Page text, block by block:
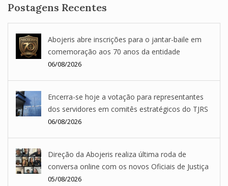
Postagens Recentes
Abojeris abre inscrições para o jantar-baile em
comemoração aos 70 anos da entidade
06/08/2026
Encerra-se hoje a votação para representantes
dos servidores em comitês estratégicos do TJRS
06/08/2026
Direção da Abojeris realiza última roda de
conversa online com os novos Oficiais de Justiça
05/08/2026